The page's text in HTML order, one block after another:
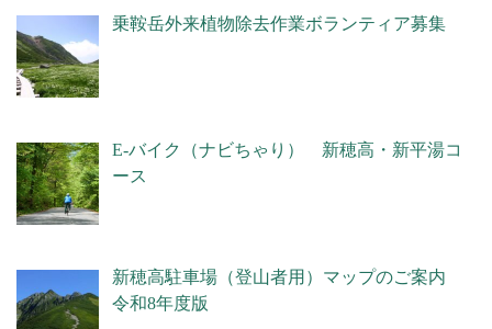
乗鞍岳外来植物除去作業ボランティア募集
E-バイク（ナビちゃり） 新穂高・新平湯コ
ース
新穂高駐車場（登山者用）マップのご案内
令和8年度版